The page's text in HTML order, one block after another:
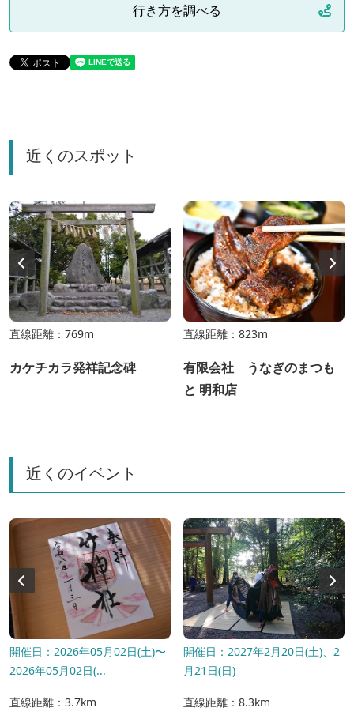
行き方を調べる
近くのスポット
直線距離：769m
カケチカラ発祥記念碑
直線距離：823m
有限会社 うなぎのまつも
と 明和店
近くのイベント
開催日：2026年05月02日(土)〜
2026年05月02日(...
直線距離：3.7km
開催日：2027年2月20日(土)、2
月21日(日)
直線距離：8.3km